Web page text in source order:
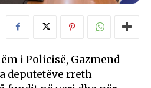
i Policisë, Gazmend
deputetëve rreth